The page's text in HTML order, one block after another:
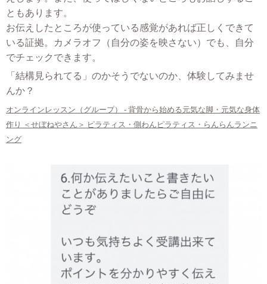
ともあります。
お伝えしたところが使っている感覚があれば正しくできて
いる証拠。カメラオフ（自分の姿を映さない）でも、自分
でチェックできます。
「結構見られてる」のかそうでないのか、体験してみませ
んか？
オンラインレッスン（グループ） - 背骨から始める元気な脚・元気な身体
作り ＜せぼねやさん＞ ピラティス・側わんピラティス・らんらんランニ
ング